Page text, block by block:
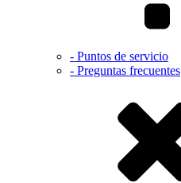
- Puntos de servicio
- Preguntas frecuentes